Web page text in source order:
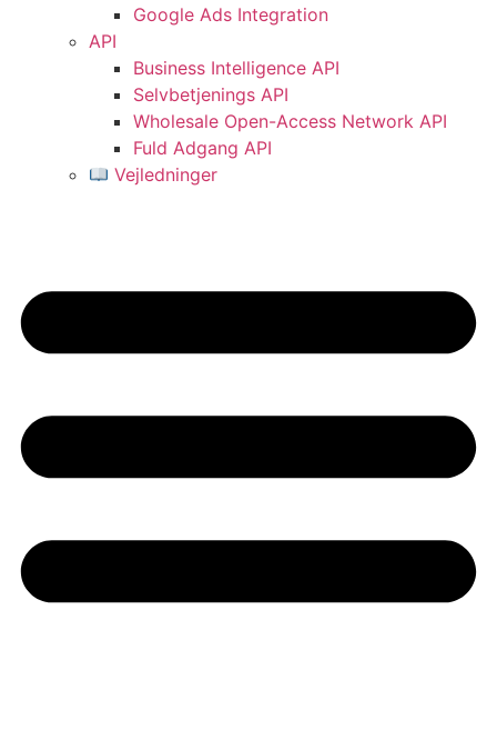
Google Ads Integration
API
Business Intelligence API
Selvbetjenings API
Wholesale Open-Access Network API
Fuld Adgang API
Vejledninger